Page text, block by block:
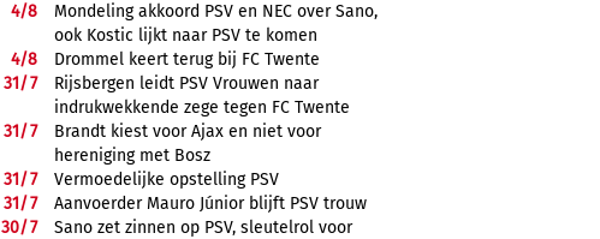
4/8
Mondeling akkoord PSV en NEC over Sano,
ook Kostic lijkt naar PSV te komen
4/8
Drommel keert terug bij FC Twente
31/7
Rijsbergen leidt PSV Vrouwen naar
indrukwekkende zege tegen FC Twente
31/7
Brandt kiest voor Ajax en niet voor
hereniging met Bosz
31/7
Vermoedelijke opstelling PSV
31/7
Aanvoerder Mauro Júnior blijft PSV trouw
30/7
Sano zet zinnen op PSV, sleutelrol voor